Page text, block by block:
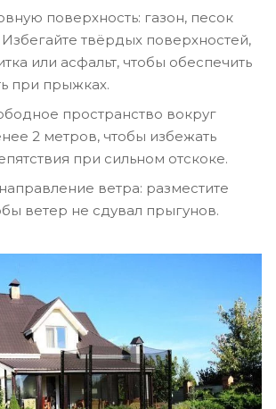
поверхность: газон, песок
Избегайте твёрдых поверхностей,
или асфальт, чтобы обеспечить
при прыжках.
пространство вокруг
2 метров, чтобы избежать
при сильном отскоке.
ветра: разместите
ветер не сдувал прыгунов.